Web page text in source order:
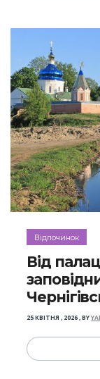
Відпочинок
Від
25 КВІТНЯ , 2026,BY